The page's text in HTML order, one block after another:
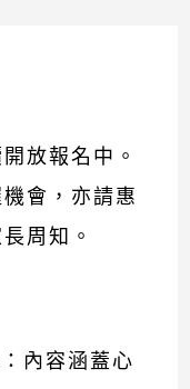
放報名中。
會，亦請惠
周知。
內容涵蓋心